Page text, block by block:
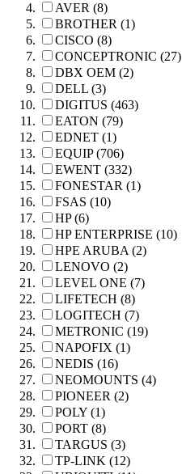
AVER (8)
BROTHER (1)
CISCO (8)
CONCEPTRONIC (27)
DBX OEM (2)
DELL (3)
DIGITUS (463)
EATON (79)
EDNET (1)
EQUIP (706)
EWENT (332)
FONESTAR (1)
FSAS (10)
HP (6)
HP ENTERPRISE (10)
HPE ARUBA (2)
LENOVO (2)
LEVEL ONE (7)
LIFETECH (8)
LOGITECH (7)
METRONIC (19)
NAPOFIX (1)
NEDIS (16)
NEOMOUNTS (4)
PIONEER (2)
POLY (1)
PORT (8)
TARGUS (3)
TP-LINK (12)